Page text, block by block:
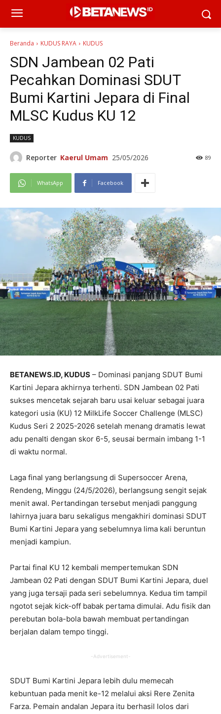
Beranda KUDUS RAYA KUDUS
SDN Jambean 02 Pati
Pecahkan Dominasi SDUT
Bumi Kartini Jepara di Final
MLSC Kudus KU 12
KUDUS
Reporter Kaerul Umam 25/05/2026 89
WhatsApp Facebook
BETANEWS.ID, KUDUS – Dominasi panjang SDUT Bumi
Kartini Jepara akhirnya terhenti. SDN Jambean 02 Pati
sukses mencetak sejarah baru usai keluar sebagai juara
kategori usia (KU) 12 MilkLife Soccer Challenge (MLSC)
Kudus Seri 2 2025-2026 setelah menang dramatis lewat
adu penalti dengan skor 6-5, seusai bermain imbang 1-1
di waktu normal.
Laga final yang berlangsung di Supersoccer Arena,
Rendeng, Minggu (24/5/2026), berlangsung sengit sejak
menit awal. Pertandingan tersebut menjadi panggung
lahirnya juara baru sekaligus mengakhiri dominasi SDUT
Bumi Kartini Jepara yang sebelumnya lima kali beruntun
menjadi kampiun.
Partai final KU 12 kembali mempertemukan SDN
Jambean 02 Pati dengan SDUT Bumi Kartini Jepara, duel
yang juga tersaji pada seri sebelumnya. Kedua tim tampil
ngotot sejak kick-off babak pertama dimulai. Adu fisik dan
perebutan bola-bola bawah membuat pertandingan
berjalan dalam tempo tinggi.
-Advertisement-
SDUT Bumi Kartini Jepara lebih dulu memecah
kebuntuan pada menit ke-12 melalui aksi Rere Zenita
Farza. Pemain andalan Jepara itu berhasil lolos dari